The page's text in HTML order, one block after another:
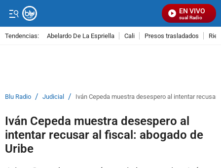
EN VIVO
Señal Visual Radio
Tendencias: Abelardo De La Espriella Cali Presos trasladados
Blu Radio / Judicial / Iván Cepeda muestra desespero al intentar recusar
Iván Cepeda muestra desespero al
intentar recusar al fiscal: abogado de
Uribe